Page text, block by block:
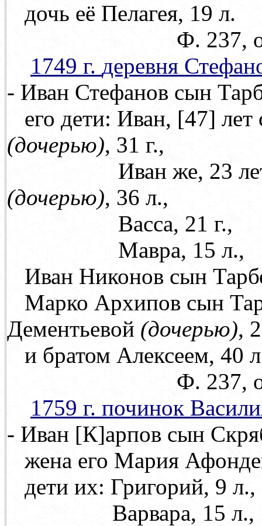
дочь её Пелагея, 19 л.
Ф. 237, оп. 71,
1749 г. деревня
- Иван Стефанов сын
его дети: Иван, [47] лет
(дочерью), 31 г.,
Иван же, 23 лет с
(дочерью), 36 л.,
Васса, 21 г.,
Мавра, 15 л.,
Иван Никонов сын
Марко Архипов сын
Дементьевой (дочерью),
и братом Алексеем, 40
Ф. 237, оп. 71,
1759 г. починок
- Иван [К]арпов сын
жена его Мария
дети их: Григорий, 9 л.,
Варвара, 15 л.,